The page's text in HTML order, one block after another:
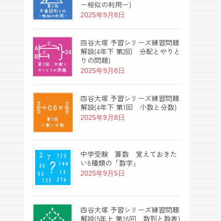
ー相似の利用ー)
2025年9月8日
四谷大塚 予習シリーズ練習問題
解説(4年下 第2回 分配とやりと
りの問題)
2025年9月8日
四谷大塚 予習シリーズ練習問題
解説(4年下 第1回 小数と分数)
2025年9月8日
中学受験 算数 覚えておきた
い8種類の「数字」
2025年9月5日
四谷大塚 予習シリーズ練習問題
解説(5年上 第18回 数列と数表)